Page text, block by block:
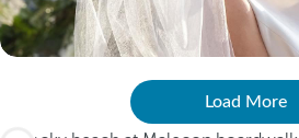
Load More